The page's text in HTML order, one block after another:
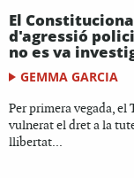
El
d'agressió
no es va
GEMMA GARCIA
Per primera vegada,
vulnerat el dret a la
llibertat...